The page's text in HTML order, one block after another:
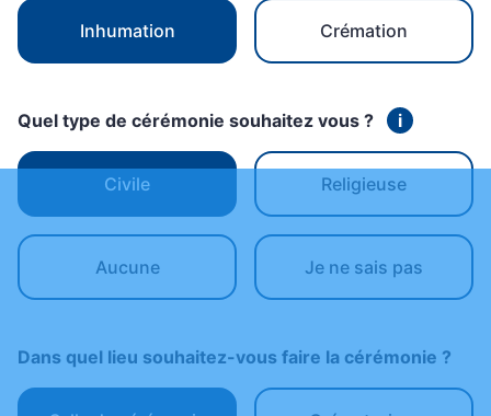
Inhumation Crémation
Quel type de cérémonie souhaitez vous ? i
Civile Religieuse
Aucune Je ne sais pas
Dans quel lieu souhaitez-vous faire la cérémonie ?